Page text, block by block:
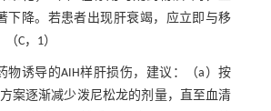
下降。若患者出现肝衰竭，应立即与移
C，1）
物诱导的AIH样肝损伤，建议：（a）按
案逐渐减少泼尼松龙的剂量，直至血清